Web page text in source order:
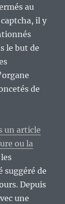
au
il y
le but de
de
un article
ou la
suggéré de
Depuis
une